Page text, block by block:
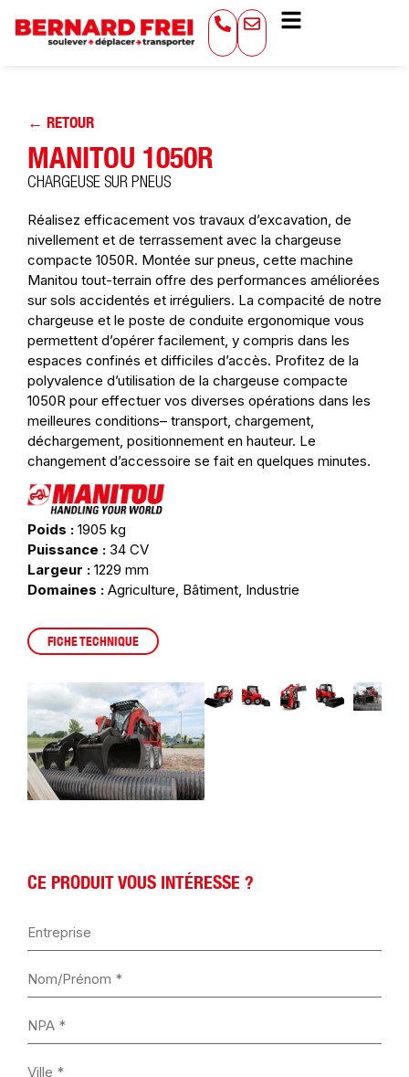
← RETOUR
MANITOU 1050R
CHARGEUSE SUR PNEUS
Réalisez efficacement vos travaux d’excavation, de
nivellement et de terrassement avec la chargeuse
compacte 1050R. Montée sur pneus, cette machine
Manitou tout-terrain offre des performances améliorées
sur sols accidentés et irréguliers. La compacité de notre
chargeuse et le poste de conduite ergonomique vous
permettent d’opérer facilement, y compris dans les
espaces confinés et difficiles d’accès. Profitez de la
polyvalence d’utilisation de la chargeuse compacte
1050R pour effectuer vos diverses opérations dans les
meilleures conditions– transport, chargement,
déchargement, positionnement en hauteur. Le
changement d’accessoire se fait en quelques minutes.
Poids : 1905 kg
Puissance : 34 CV
Largeur : 1229 mm
Domaines : Agriculture, Bâtiment, Industrie
FICHE TECHNIQUE
CE PRODUIT VOUS INTÉRESSE ?